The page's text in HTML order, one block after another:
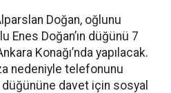
Doğan, oğlunu
Enes Doğan’ın düğünü 7
Konağı’nda yapılacak.
nedeniyle telefonunu
düğününe davet için sosyal